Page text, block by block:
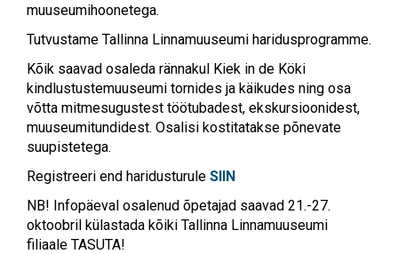
muuseumihoonetega.
Tutvustame Tallinna Linnamuuseumi haridusprogramme.
Kõik saavad osaleda rännakul Kiek in de Köki
kindlustustemuuseumi tornides ja käikudes ning osa
võtta mitmesugustest töötubadest, ekskursioonidest,
muuseumitundidest. Osalisi kostitatakse põnevate
suupistetega.
Registreeri end haridusturule SIIN
NB! Infopäeval osalenud õpetajad saavad 21.-27.
oktoobril külastada kõiki Tallinna Linnamuuseumi
filiaale TASUTA!